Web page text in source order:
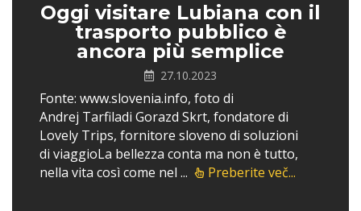
Oggi visitare Lubiana con il
trasporto pubblico è
ancora più semplice
27.10.2023
Fonte: www.slovenia.info, foto di
Andrej Tarfiladi Gorazd Skrt, fondatore di
Lovely Trips, fornitore sloveno di soluzioni
di viaggioLa bellezza conta ma non è tutto,
nella vita così come nel ...
Preberite več...